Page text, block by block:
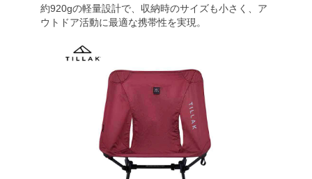
約920gの軽量設計で、収納時のサイズも小さく、ア
ウトドア活動に最適な携帯性を実現。